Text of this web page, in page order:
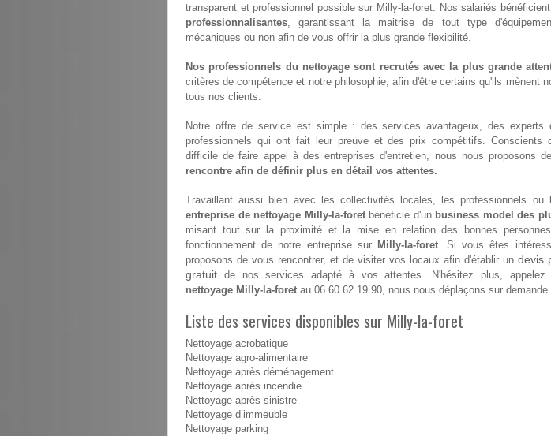
transparent et professionnel possible sur Milly-la-foret. Nos salariés
professionnalisantes, garantissant la maitrise de tout type
mécaniques ou non afin de vous offrir la plus grande flexibilité.
Nos professionnels du nettoyage sont recrutés avec la plus grande
critères de compétence et notre philosophie, afin d'être certains qu'ils mènent
tous nos clients.
Notre offre de service est simple : des services avantageux, des experts
professionnels qui ont fait leur preuve et des prix compétitifs. Conscients
difficile de faire appel à des entreprises d'entretien, nous nous proposons de
rencontre afin de définir plus en détail vos attentes.
Travaillant aussi bien avec les collectivités locales, les professionnels ou
entreprise de nettoyage Milly-la-foretbénéficie d'un business model des
misant tout sur la proximité et la mise en relation des bonnes
fonctionnement de notre entreprise sur Milly-la-foret. Si vous êtes
proposons de vous rencontrer, et de visiter vos locaux afin d'établir un devis
gratuit de nos services adapté à vos attentes. N'hésitez plus, appelez
nettoyage Milly-la-foret au 06.60.62.19.90, nous nous déplaçons sur demande.
Liste des services disponibles sur Milly-la-foret
Nettoyage acrobatique
Nettoyage agro-alimentaire
Nettoyage après déménagement
Nettoyage après incendie
Nettoyage après sinistre
Nettoyage d’immeuble
Nettoyage parking